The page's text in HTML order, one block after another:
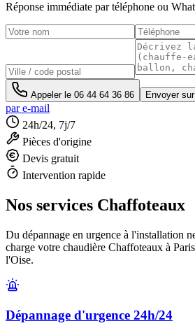
Réponse immédiate par téléphone ou
Appeler le 06 44 64 36 86 Envoyer
par e-mail
24h/24, 7j/7
Pièces d'origine
Devis gratuit
Intervention rapide
Nos services Chaffoteaux
Du dépannage en urgence à l'installation
charge votre chaudière Chaffoteaux à
l'Oise.
Dépannage d'urgence 24h/24